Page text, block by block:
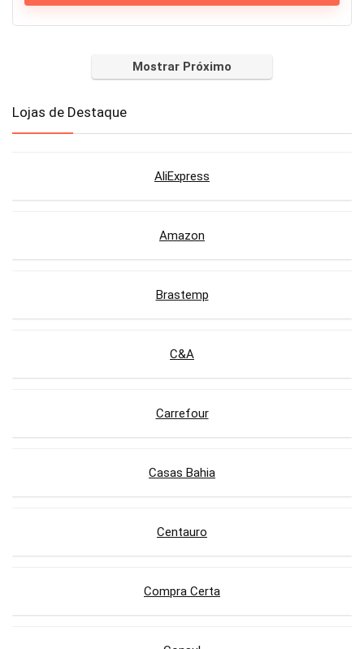
Mostrar Próximo
Lojas de Destaque
AliExpress
Amazon
Brastemp
C&A
Carrefour
Casas Bahia
Centauro
Compra Certa